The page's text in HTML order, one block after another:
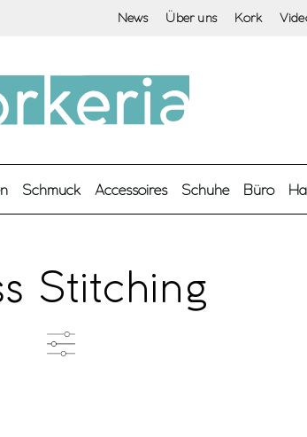
News Über uns Kork
Schmuck Accessoires Schuhe Büro
Stitching